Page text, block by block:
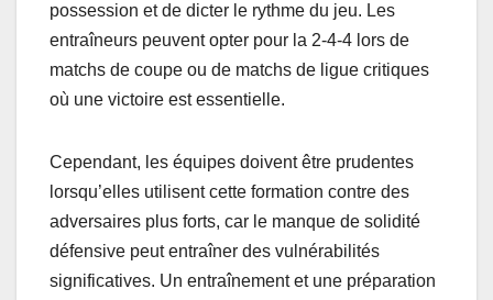
possession et de dicter le rythme du jeu. Les
entraîneurs peuvent opter pour la 2-4-4 lors de
matchs de coupe ou de matchs de ligue critiques
où une victoire est essentielle.
Cependant, les équipes doivent être prudentes
lorsqu’elles utilisent cette formation contre des
adversaires plus forts, car le manque de solidité
défensive peut entraîner des vulnérabilités
significatives. Un entraînement et une préparation